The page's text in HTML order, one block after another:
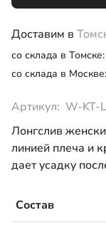
Доставим в
со склада в Томске:
со склада в Москве:
Артикул: W-KT-
Лонгслив
линией плеча и
дает усадку
Состав